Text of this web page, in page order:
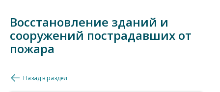
о
в
н
Восстановление зданий и
сооружений пострадавших от
пожара
Назад в раздел